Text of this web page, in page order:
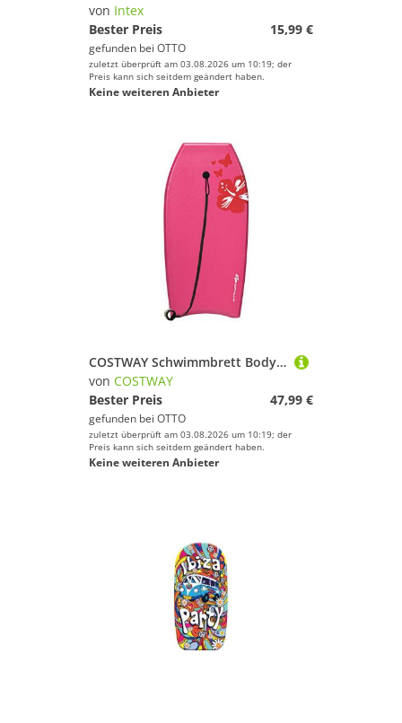
von Intex
Bester Preis
15,99 €
gefunden bei OTTO
zuletzt überprüft am 03.08.2026 um 10:19; der
Preis kann sich seitdem geändert haben.
Keine weiteren Anbieter
COSTWAY Schwimmbrett Bodyboard, 104 x 51 x 6 cm
von COSTWAY
Bester Preis
47,99 €
gefunden bei OTTO
zuletzt überprüft am 03.08.2026 um 10:19; der
Preis kann sich seitdem geändert haben.
Keine weiteren Anbieter